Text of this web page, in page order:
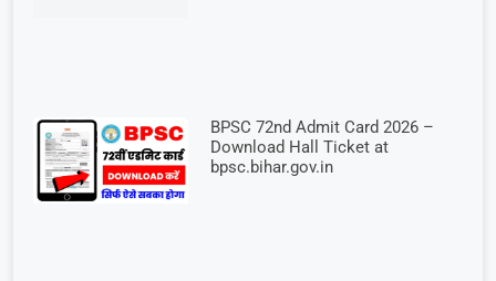
BPSC 72nd Admit Card 2026 –
Download Hall Ticket at
bpsc.bihar.gov.in